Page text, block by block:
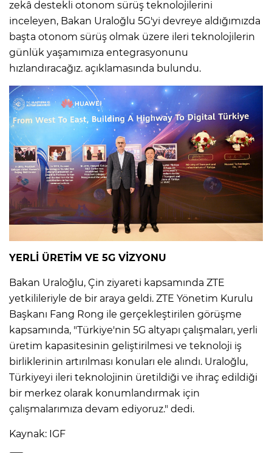
zekâ destekli otonom sürüş teknolojilerini
inceleyen, Bakan Uraloğlu 5G'yi devreye aldığımızda
başta otonom sürüş olmak üzere ileri teknolojilerin
günlük yaşamımıza entegrasyonunu
hızlandıracağız. açıklamasında bulundu.
YERLİ ÜRETİM VE 5G VİZYONU
Bakan Uraloğlu, Çin ziyareti kapsamında ZTE
yetkilileriyle de bir araya geldi. ZTE Yönetim Kurulu
Başkanı Fang Rong ile gerçekleştirilen görüşme
kapsamında, "Türkiye'nin 5G altyapı çalışmaları, yerli
üretim kapasitesinin geliştirilmesi ve teknoloji iş
birliklerinin artırılması konuları ele alındı. Uraloğlu,
Türkiyeyi ileri teknolojinin üretildiği ve ihraç edildiği
bir merkez olarak konumlandırmak için
çalışmalarımıza devam ediyoruz." dedi.
Kaynak: IGF